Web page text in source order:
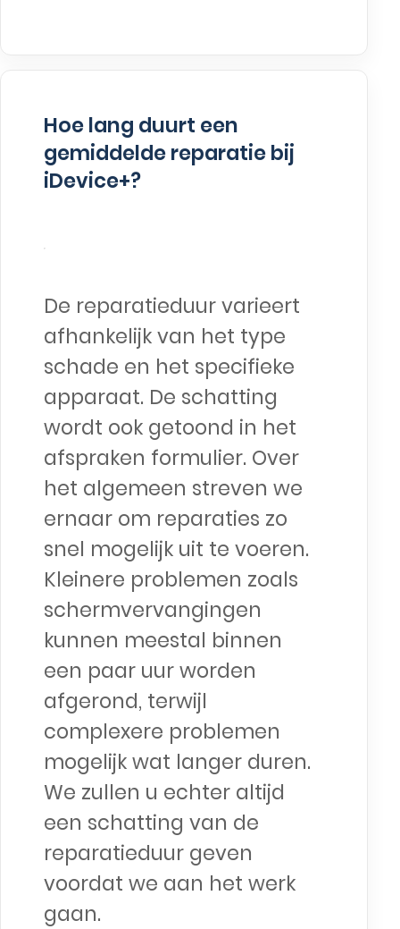
Hoe lang duurt een
gemiddelde reparatie bij
iDevice+?
De reparatieduur varieert
afhankelijk van het type
schade en het specifieke
apparaat. De schatting
wordt ook getoond in het
afspraken formulier. Over
het algemeen streven we
ernaar om reparaties zo
snel mogelijk uit te voeren.
Kleinere problemen zoals
schermvervangingen
kunnen meestal binnen
een paar uur worden
afgerond, terwijl
complexere problemen
mogelijk wat langer duren.
We zullen u echter altijd
een schatting van de
reparatieduur geven
voordat we aan het werk
gaan.